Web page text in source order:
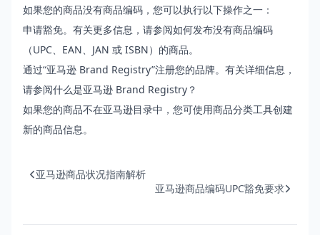
如果您的商品没有商品编码，您可以执行以下操作之一：
申请豁免。有关更多信息，请参阅如何发布没有商品编码
（UPC、EAN、JAN 或 ISBN）的商品。
通过“亚马逊 Brand Registry”注册您的品牌。有关详细信息，
请参阅什么是亚马逊 Brand Registry？
如果您的商品不在亚马逊目录中，您可使用商品分类工具创建
新的商品信息。
亚马逊商品状况指南解析
亚马逊商品编码UPC豁免要求